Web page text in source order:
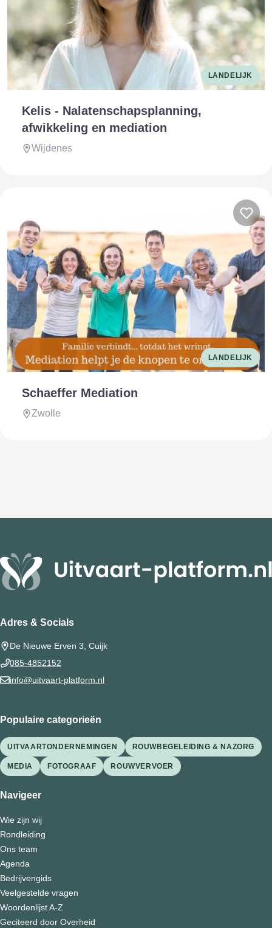
LANDELIJK
Kelis - Nalatenschapsplanning,
afwikkeling en mediation
Wijdenes
LANDELIJK
Schaeffer Mediation
Zwolle
Adres & Socials
De Nieuwe Erven 3, Cuijk
085-4852152
info@uitvaart-platform.nl
Populaire categorieën
UITVAARTONDERNEMINGEN ROUWBEGELEIDING & NAZORG
MEDIA FOTOGRAAF ROUWVERVOER
Navigeer
Wie zijn wij
Rondleiding
Ons team
Agenda
Bedrijvengids
Veelgestelde vragen
Woordenlijst A-Z
Geciteerd door Overheid